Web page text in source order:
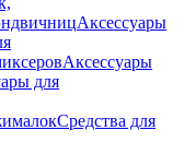
Аксессуары
Аксессуары
для
Средства для